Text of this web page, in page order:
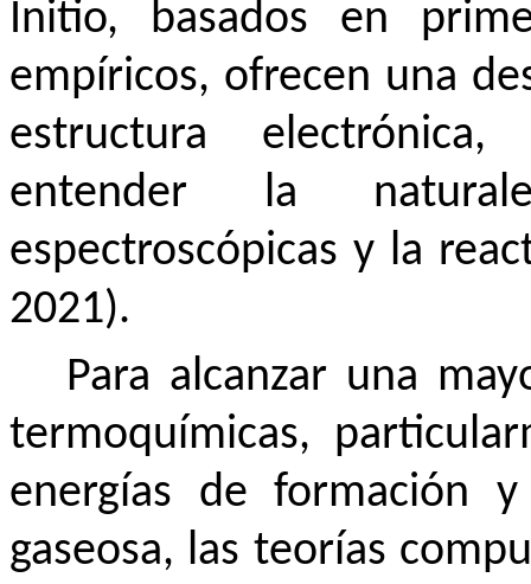
Initio, basados en
empíricos, ofrecen una
estructura
entender la
espectroscópicas y la
2021).
Para alcanzar una
termoquímicas,
energías de formación
gaseosa, las teorías